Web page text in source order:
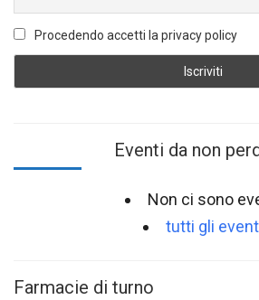
Procedendo accetti la privacy policy
Eventi da non
Non ci sono
tutti gli
Farmacie di turno